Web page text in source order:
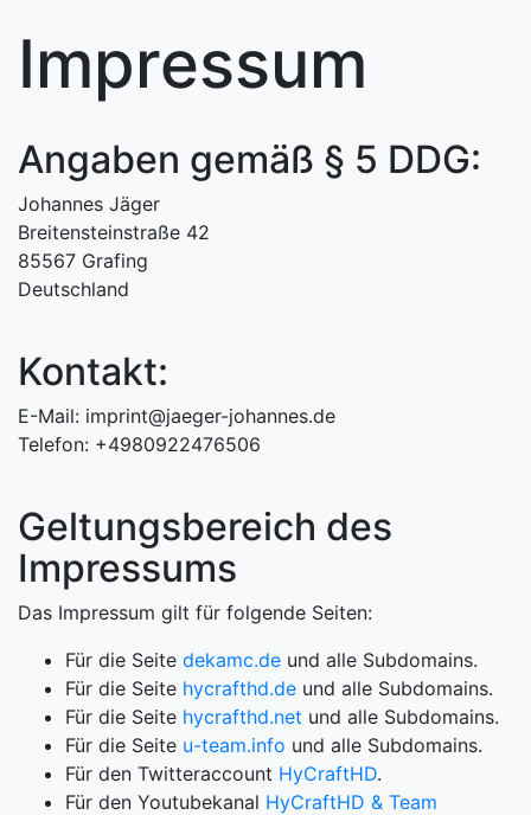
Impressum
Angaben gemäß § 5 DDG:
Johannes Jäger
Breitensteinstraße 42
85567 Grafing
Deutschland
Kontakt:
E-Mail: imprint@jaeger-johannes.de
Telefon: +4980922476506
Geltungsbereich des
Impressums
Das Impressum gilt für folgende Seiten:
Für die Seite dekamc.de und alle Subdomains.
Für die Seite hycrafthd.de und alle Subdomains.
Für die Seite hycrafthd.net und alle Subdomains.
Für die Seite u-team.info und alle Subdomains.
Für den Twitteraccount HyCraftHD.
Für den Youtubekanal HyCraftHD & Team